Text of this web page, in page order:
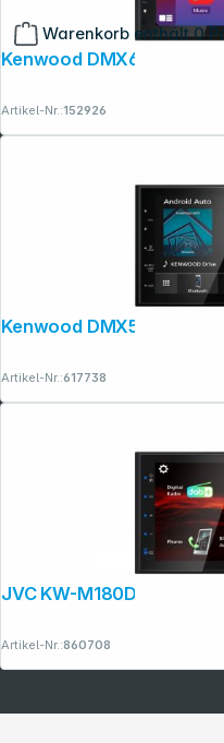
Warenkorb enthält 0
Kenwood DMX6523DAB
Artikel-Nr.:152926
Kenwood DMX5020DABS
Artikel-Nr.:617738
JVC KW-M180DBT
Artikel-Nr.:860708